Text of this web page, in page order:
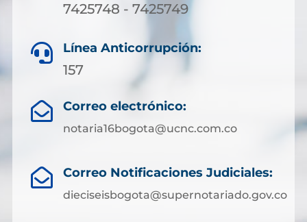
7425748 - 7425749
 Línea Anticorrupción:
157
 Correo electrónico:
notaria16bogota@ucnc.com.co
 Correo Notificaciones Judiciales:
dieciseisbogota@supernotariado.gov.co